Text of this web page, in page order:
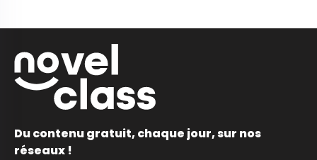
Du contenu gratuit, chaque jour, sur nos
réseaux !